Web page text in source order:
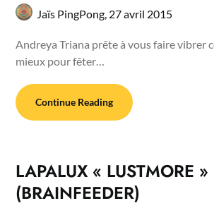
Jaïs PingPong, 27 avril 2015
Andreya Triana prête à vous faire vibrer
mieux pour fêter…
Continue Reading
LAPALUX « LUSTMORE »
(BRAINFEEDER)